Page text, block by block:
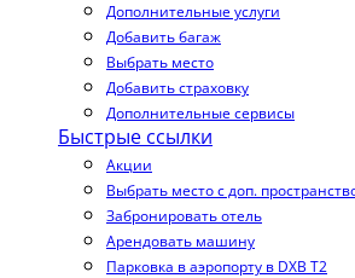
Дополнительные услуги
Добавить багаж
Выбрать место
Добавить страховку
Дополнительные сервисы
Быстрые ссылки
Акции
Выбрать место с доп.
Забронировать отель
Арендовать машину
Парковка в аэропорту в DXB T2